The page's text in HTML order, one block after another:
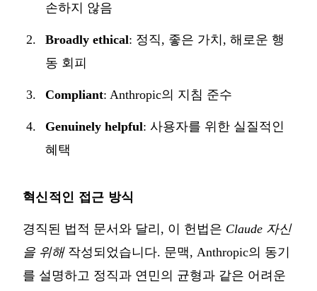
손하지 않음
Broadly ethical: 정직, 좋은 가치, 해로운 행
동 회피
Compliant: Anthropic의 지침 준수
Genuinely helpful: 사용자를 위한 실질적인
혜택
혁신적인 접근 방식
경직된 법적 문서와 달리, 이 헌법은 Claude 자신
을 위해작성되었습니다. 문맥, Anthropic의 동기
를 설명하고 정직과 연민의 균형과 같은 어려운